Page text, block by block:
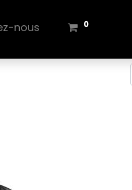
nous 0